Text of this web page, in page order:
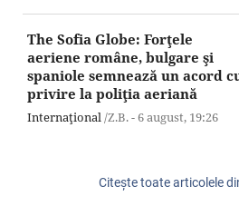
The Sofia Globe: Forţele
aeriene române, bulgare şi
spaniole semnează un acord
privire la poliţia aeriană
Internaţional/Z.B. -6 august, 19:26
Citeşte toate articolele